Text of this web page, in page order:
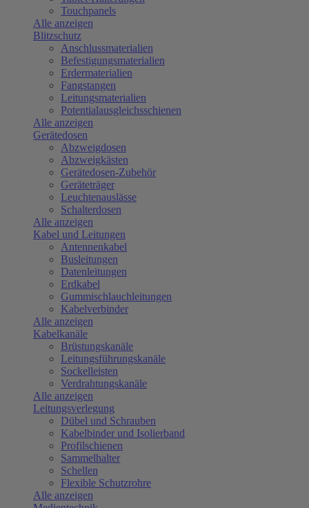
Touchpanels
Alle anzeigen
Blitzschutz
Anschlussmaterialien
Befestigungsmaterialien
Erdermaterialien
Fangstangen
Leitungsmaterialien
Potentialausgleichsschienen
Alle anzeigen
Gerätedosen
Abzweigdosen
Abzweigkästen
Gerätedosen-Zubehör
Geräteträger
Leuchtenauslässe
Schalterdosen
Alle anzeigen
Kabel und Leitungen
Antennenkabel
Busleitungen
Datenleitungen
Erdkabel
Gummischlauchleitungen
Kabelverbinder
Alle anzeigen
Kabelkanäle
Brüstungskanäle
Leitungsführungskanäle
Sockelleisten
Verdrahtungskanäle
Alle anzeigen
Leitungsverlegung
Dübel und Schrauben
Kabelbinder und Isolierband
Profilschienen
Sammelhalter
Schellen
Flexible Schutzrohre
Alle anzeigen